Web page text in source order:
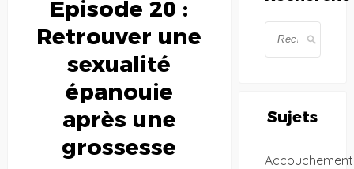
Épisode 20 :
Retrouver une
sexualité
épanouie
après une
grossesse
Sujets
Accouchement